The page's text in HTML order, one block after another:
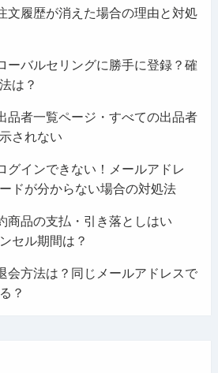
文履歴が消えた場合の理由と対処
ーバルセリングに勝手に登録？確
は？
品者一覧ページ・すべての出品者
されない
グインできない！メールアドレ
ドが分からない場合の対処法
商品の支払・引き落としはい
セル期間は？
会方法は？同じメールアドレスで
？